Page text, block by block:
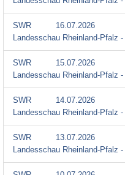
SWR
16.07.2026
Landesschau Rheinland-Pfalz -
SWR
15.07.2026
Landesschau Rheinland-Pfalz -
SWR
14.07.2026
Landesschau Rheinland-Pfalz -
SWR
13.07.2026
Landesschau Rheinland-Pfalz -